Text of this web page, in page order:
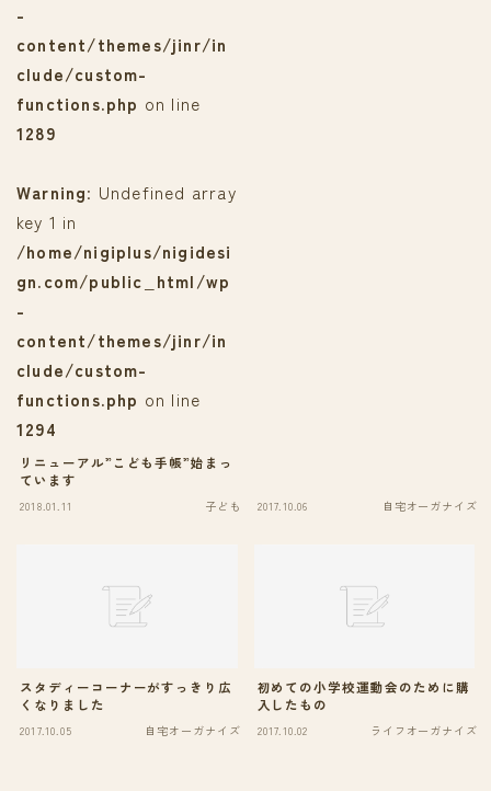
-
content/themes/jinr/in
clude/custom-
functions.php on line
1289
Warning: Undefined array
key 1 in
/home/nigiplus/nigidesi
gn.com/public_html/wp
-
content/themes/jinr/in
clude/custom-
functions.php on line
1294
リニューアル”こども手帳”始まっ
ています
2018.01.11 子ども 2017.10.06 自宅オーガナイズ
スタディーコーナーがすっきり広
くなりました
2017.10.05 自宅オーガナイズ
初めての小学校運動会のために購
入したもの
2017.10.02 ライフオーガナイズ